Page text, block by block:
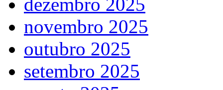
novembro 2025
outubro 2025
setembro 2025